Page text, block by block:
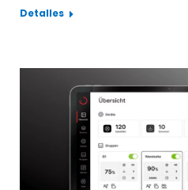
Detalles